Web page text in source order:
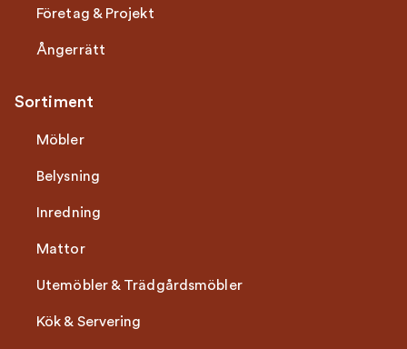
Företag & Projekt
Ångerrätt
Sortiment
Möbler
Belysning
Inredning
Mattor
Utemöbler & Trädgårdsmöbler
Kök & Servering